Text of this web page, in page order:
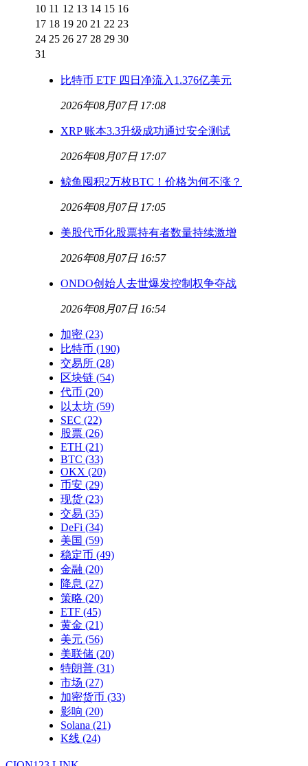
10 11 12 13 14 15 16
17 18 19 20 21 22 23
24 25 26 27 28 29 30
31
比特币 ETF 四日净流入1.376亿美元
2026年08月07日 17:08
XRP 账本3.3升级成功通过安全测试
2026年08月07日 17:07
鲸鱼囤积2万枚BTC！价格为何不涨？
2026年08月07日 17:05
美股代币化股票持有者数量持续激增
2026年08月07日 16:57
ONDO创始人去世爆发控制权争夺战
2026年08月07日 16:54
加密 (23)
比特币 (190)
交易所 (28)
区块链 (54)
代币 (20)
以太坊 (59)
SEC (22)
股票 (26)
ETH (21)
BTC (33)
OKX (20)
币安 (29)
现货 (23)
交易 (35)
DeFi (34)
美国 (59)
稳定币 (49)
金融 (20)
降息 (27)
策略 (20)
ETF (45)
黄金 (21)
美元 (56)
美联储 (20)
特朗普 (31)
市场 (27)
加密货币 (33)
影响 (20)
Solana (21)
K线 (24)